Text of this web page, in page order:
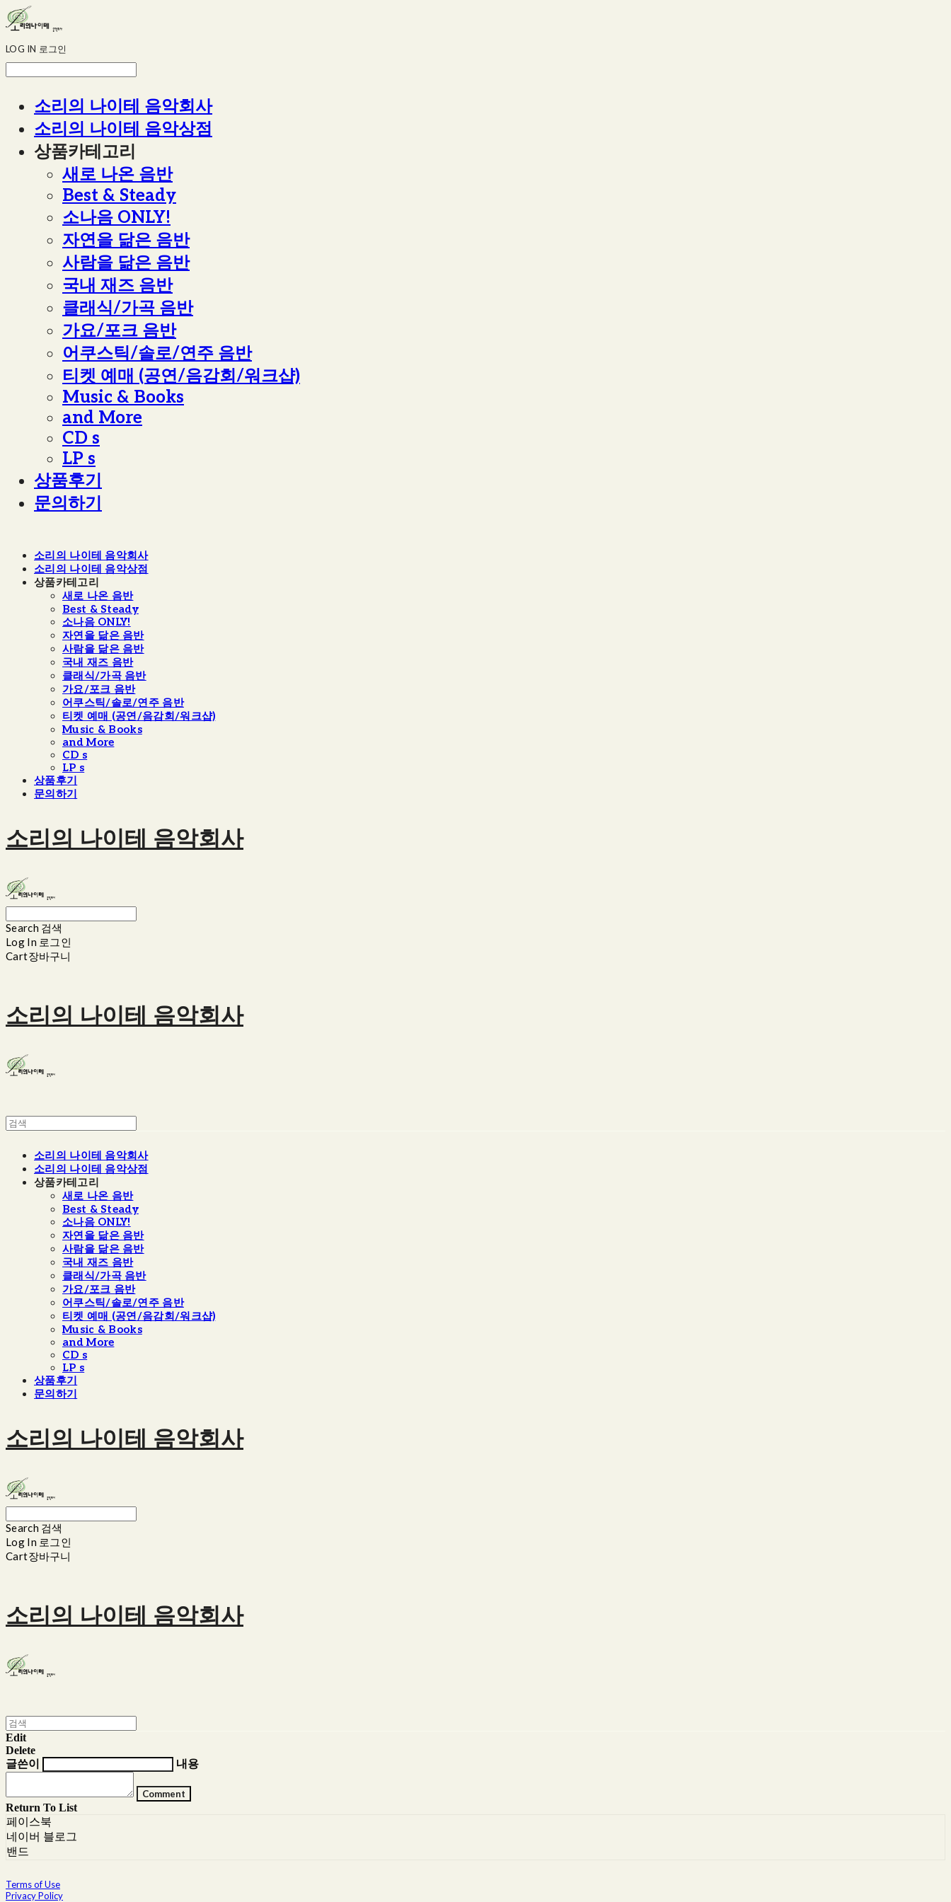
LOG IN 로그인
소리의 나이테 음악회사
소리의 나이테 음악상점
상품카테고리
새로 나온 음반
Best & Steady
소나음 ONLY!
자연을 닮은 음반
사람을 닮은 음반
국내 재즈 음반
클래식/가곡 음반
가요/포크 음반
어쿠스틱/솔로/연주 음반
티켓 예매 (공연/음감회/워크샵)
Music & Books
and More
CD s
LP s
상품후기
문의하기
소리의 나이테 음악회사
소리의 나이테 음악상점
상품카테고리
새로 나온 음반
Best & Steady
소나음 ONLY!
자연을 닮은 음반
사람을 닮은 음반
국내 재즈 음반
클래식/가곡 음반
가요/포크 음반
어쿠스틱/솔로/연주 음반
티켓 예매 (공연/음감회/워크샵)
Music & Books
and More
CD s
LP s
상품후기
문의하기
소리의 나이테 음악회사
Search 검색
Log In 로그인
Cart장바구니
소리의 나이테 음악회사
소리의 나이테 음악회사
소리의 나이테 음악상점
상품카테고리
새로 나온 음반
Best & Steady
소나음 ONLY!
자연을 닮은 음반
사람을 닮은 음반
국내 재즈 음반
클래식/가곡 음반
가요/포크 음반
어쿠스틱/솔로/연주 음반
티켓 예매 (공연/음감회/워크샵)
Music & Books
and More
CD s
LP s
상품후기
문의하기
소리의 나이테 음악회사
Search 검색
Log In 로그인
Cart장바구니
소리의 나이테 음악회사
Edit
Delete
글쓴이
내용
Comment
Return To List
페이스북
네이버 블로그
밴드
Terms of Use
Privacy Policy